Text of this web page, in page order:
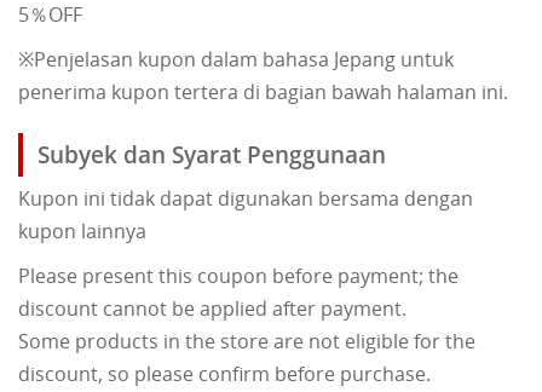
5％OFF
※Penjelasan kupon dalam bahasa Jepang untuk
penerima kupon tertera di bagian bawah halaman ini.
Subyek dan Syarat Penggunaan
Kupon ini tidak dapat digunakan bersama dengan
kupon lainnya
Please present this coupon before payment; the
discount cannot be applied after payment.
Some products in the store are not eligible for the
discount, so please confirm before purchase.